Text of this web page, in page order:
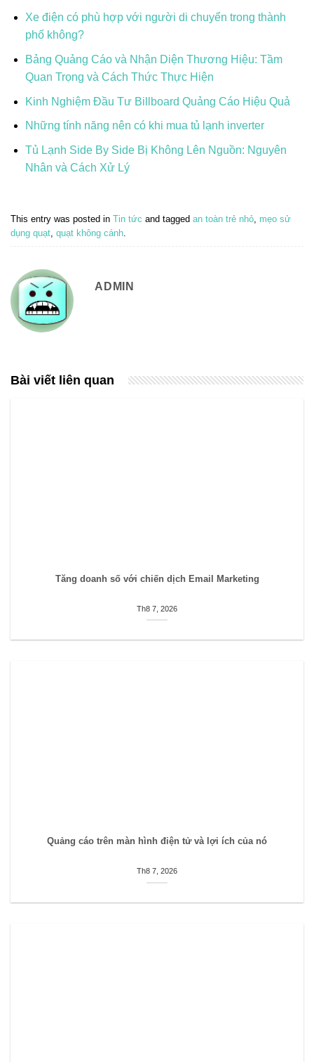
Xe điện có phù hợp với người di chuyển trong thành
phố không?
Bảng Quảng Cáo và Nhận Diện Thương Hiệu: Tầm
Quan Trọng và Cách Thức Thực Hiện
Kinh Nghiệm Đầu Tư Billboard Quảng Cáo Hiệu Quả
Những tính năng nên có khi mua tủ lạnh inverter
Tủ Lạnh Side By Side Bị Không Lên Nguồn: Nguyên
Nhân và Cách Xử Lý
This entry was posted in Tin tức and tagged an toàn trẻ nhỏ mẹo sử
dụng quạt quạt không cánh
ADMIN
Bài viết liên quan
Tăng doanh số với chiến dịch Email Marketing
Th8 7, 2026
Quảng cáo trên màn hình điện tử và lợi ích của nó
Th8 7, 2026